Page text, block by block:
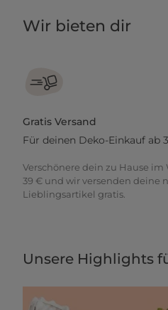
Wir bieten dir
Gratis Versand
Für deinen Deko-Einkauf ab
Verschönere dein zu Hause im
39 € und wir versenden deine
Lieblingsartikel gratis.
Unsere Highlights